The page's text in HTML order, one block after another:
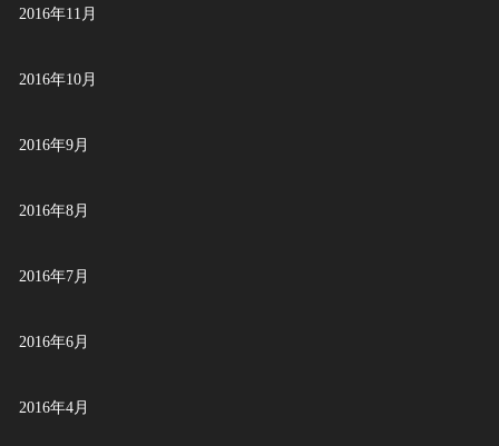
2016年11月
2016年10月
2016年9月
2016年8月
2016年7月
2016年6月
2016年4月